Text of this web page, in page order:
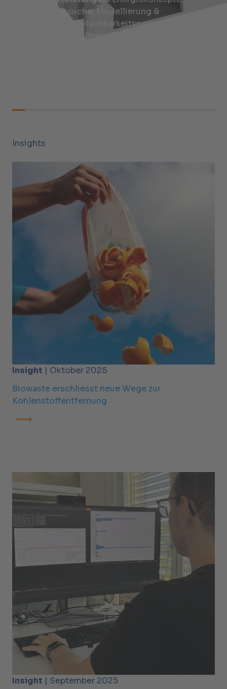
Lösungssuche, Modellierung &
Simulation, Machbarkeitsnachweis,
Nachhaltige Immobilien und
Insights
Insight | Oktober 2025
Biowaste erschliesst neue Wege zur
Kohlenstoffentfernung
Insight | September 2025